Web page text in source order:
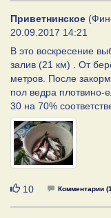
Приветнинское
20.09.2017 14:21
В это воскресение
залив (21 км) . От
метров. После
пол ведра плотвино-
30 на 70%
Нравится
10 Комментарии